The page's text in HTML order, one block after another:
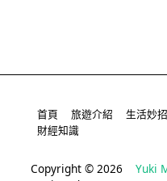
首頁 旅遊介紹 生活妙招
財經知識
Copyright © 2026 Yuki